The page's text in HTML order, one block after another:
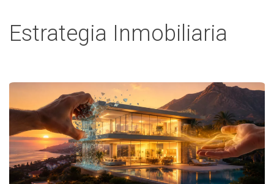
Estrategia Inmobiliaria